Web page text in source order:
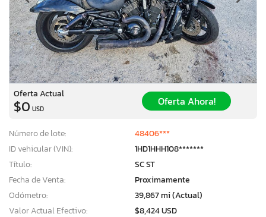
Oferta Actual
$0 USD
Oferta Ahora!
Número de lote:
48406***
ID vehicular (VIN):
1HD1HHH108*******
Título:
SC ST
Fecha de Venta:
Proximamente
Odómetro:
39,867 mi (Actual)
Valor Actual Efectivo:
$8,424 USD